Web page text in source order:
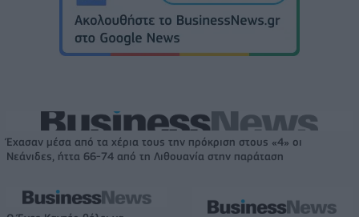
Έχασαν μέσα από τα χέρια τους την πρόκριση στους «4» οι
Νεάνιδες, ήττα 66-74 από τη Λιθουανία στην παράταση